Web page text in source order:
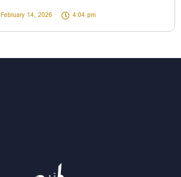
February 14, 2026 4:04 pm